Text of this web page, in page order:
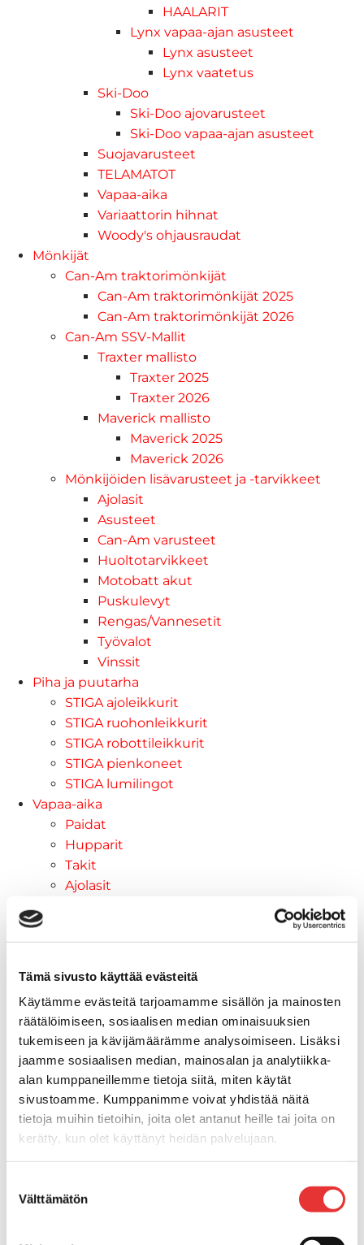
Tämä sivusto käyttää evästeitä
Käytämme evästeitä tarjoamamme sisällön ja mainosten
räätälöimiseen, sosiaalisen median ominaisuuksien
tukemiseen ja kävijämäärämme analysoimiseen. Lisäksi
jaamme sosiaalisen median, mainosalan ja analytiikka-
alan kumppaneillemme tietoja siitä, miten käytät
sivustoamme. Kumppanimme voivat yhdistää näitä
tietoja muihin tietoihin, joita olet antanut heille tai joita on
kerätty, kun olet käyttänyt heidän palvelujaan.
valinta
Välttämätön
HAALARIT
Lynx vapaa-ajan asusteet
Lynx asusteet
Lynx vaatetus
Ski-Doo
Ski-Doo ajovarusteet
Ski-Doo vapaa-ajan asusteet
Suojavarusteet
TELAMATOT
Vapaa-aika
Variaattorin hihnat
Woody's ohjausraudat
Mönkijät
Can-Am traktorimönkijät
Can-Am traktorimönkijät 2025
Can-Am traktorimönkijät 2026
Can-Am SSV-Mallit
Traxter mallisto
Traxter 2025
Traxter 2026
Maverick mallisto
Maverick 2025
Maverick 2026
Mönkijöiden lisävarusteet ja -tarvikkeet
Ajolasit
Asusteet
Can-Am varusteet
Huoltotarvikkeet
Motobatt akut
Puskulevyt
Rengas/Vannesetit
Työvalot
Vinssit
Piha ja puutarha
STIGA ajoleikkurit
STIGA ruohonleikkurit
STIGA robottileikkurit
STIGA pienkoneet
STIGA lumilingot
Vapaa-aika
Paidat
Hupparit
Takit
Ajolasit
Tarjoukset
Poistotuotteet
Maritim venetarvikkeet
Kansihelat
Listat ja kansikatteet
Törmäyslista
Reuna- ja ikkunalistat
Alumiinilistat
Kansikate
Venevarusteet
Reuna-, köli-, törmäyslistat ja
Köli- ja eväsuojat